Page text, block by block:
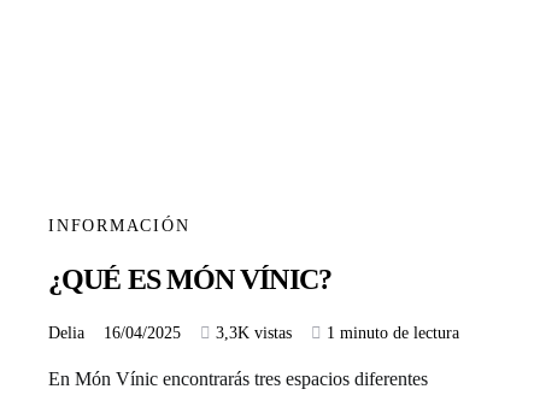
INFORMACIÓN
¿QUÉ ES MÓN VÍNIC?
Delia 16/04/2025 3,3K vistas 1 minuto de lectura
En Món Vínic encontrarás tres espacios diferentes